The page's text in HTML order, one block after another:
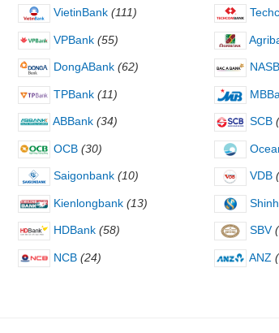
VietinBank (111)
VPBank (55)
DongABank (62) NASB
TPBank (11)
ABBank (34) SCB
OCB (30)
Saigonbank (10) VDB
Kienlongbank (13)
HDBank (58) SBV
NCB (24) ANZ